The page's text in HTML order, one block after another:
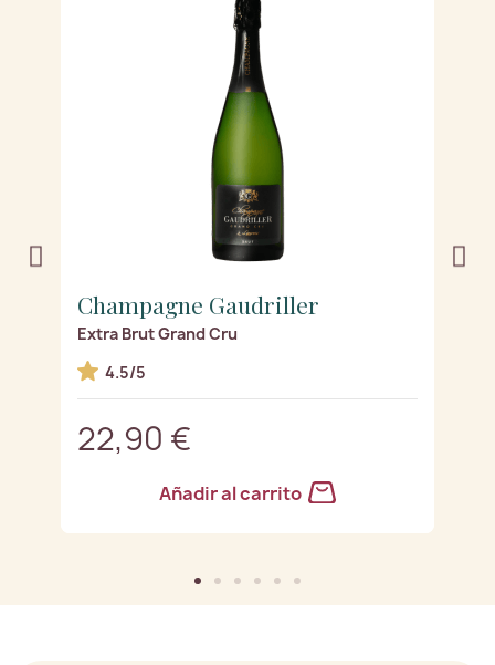
Champagne Gaudriller
Extra Brut Grand Cru
4.5/5
22,90 €
Añadir al carrito